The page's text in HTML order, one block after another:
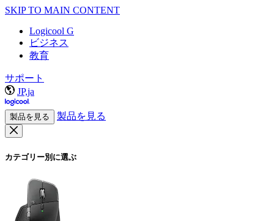
SKIP TO MAIN CONTENT
Logicool G
ビジネス
教育
サポート
JP,ja
製品を見る 製品を見る
カテゴリー別に選ぶ